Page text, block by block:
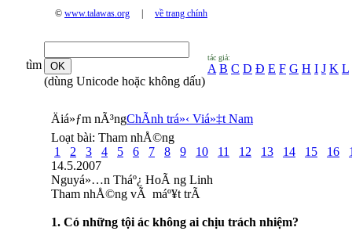
© www.talawas.org về trang chính
tìm
(dùng Unicode hoặc không dấu)
tác giả:
A B C D Đ E F G H I J K L
Äiá»ƒm nÃ³ngChÃ­nh trá»‹ Viá»‡t Nam
Loạt bài: Tham nhÅ©ng
1
2 3 4 5 6 7 8 9 10 11 12 13 14 15 16
14.5.2007
Nguyá»…n Tháº¿ HoÃ ng Linh
Tham nhÅ©ng vÃ máº¥t trÃ­
1. Có những tội ác không ai chịu trách nhiệm?